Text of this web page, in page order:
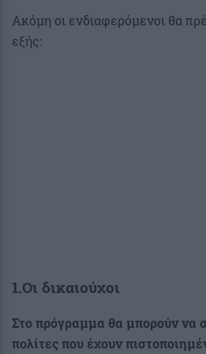
Ακόμη οι ενδιαφερόμενοι θα
εξής:
1.Οι δικαιούχοι
Στο πρόγραμμα θα μπορούν να
πολίτες που έχουν